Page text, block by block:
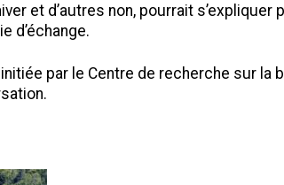
et d’autres non, pourrait
d’échange.
par le Centre de recherche sur la